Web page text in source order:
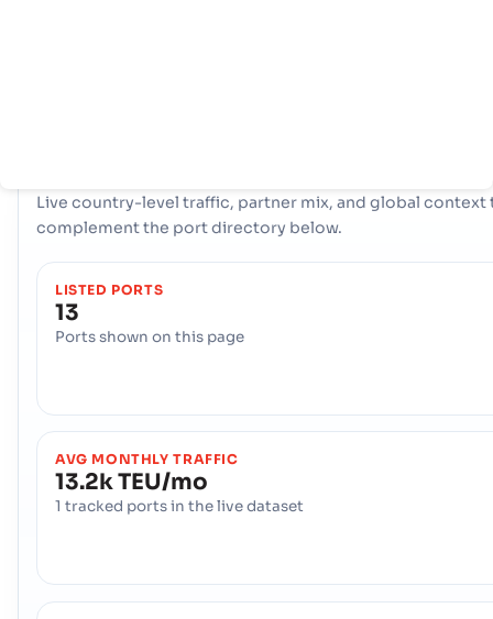
Live country-level traffic, partner mix, and global context
complement the port directory below.
LISTED PORTS
13
Ports shown on this page
AVG MONTHLY TRAFFIC
13.2k TEU/mo
1 tracked ports in the live dataset